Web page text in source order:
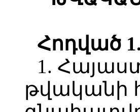
Հոդված 1.
1.
թվականի